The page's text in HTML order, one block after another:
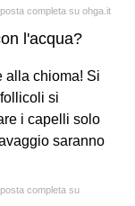
completa su ohga.it
l'acqua?
alla chioma! Si
si
i capelli solo
saranno
completa su